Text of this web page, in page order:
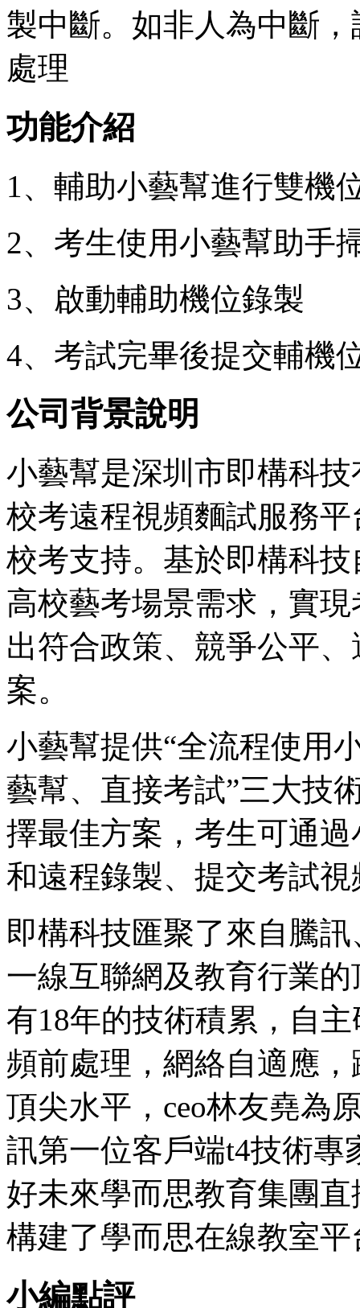
製中斷。如非人為中斷
處理
功能介紹
1、輔助小藝幫進行雙機
2、考生使用小藝幫助手
3、啟動輔助機位錄製
4、考試完畢後提交輔機
公司背景說明
小藝幫是深圳市即構科
校考遠程視頻麵試服務
校考支持。基於即構科
高校藝考場景需求，實
出符合政策、競爭公平
案。
小藝幫提供“全流程使用
藝幫、直接考試”三大技
擇最佳方案，考生可通
和遠程錄製、提交考試視
即構科技匯聚了來自騰
一線互聯網及教育行業
有18年的技術積累，自
頻前處理，網絡自適應
頂尖水平，ceo林友堯為
訊第一位客戶端t4技術專
好未來學而思教育集團
構建了學而思在線教室
小編點評